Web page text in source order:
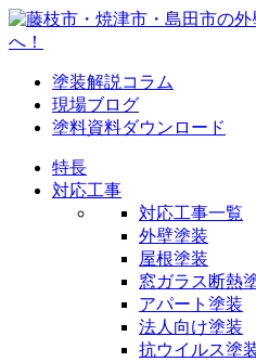
塗装解説コラム
現場ブログ
塗料資料ダウンロード
特長
対応工事
対応工事一覧
外壁塗装
屋根塗装
窓ガラス断熱
アパート塗装
法人向け塗装
抗ウイルス塗